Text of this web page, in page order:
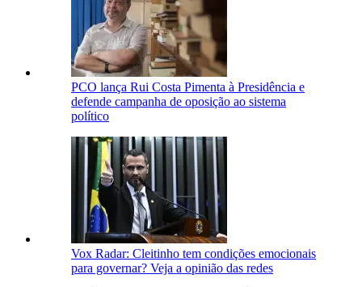
PCO lança Rui Costa Pimenta à Presidência e
defende campanha de oposição ao sistema
político
Vox Radar: Cleitinho tem condições emocionais
para governar? Veja a opinião das redes